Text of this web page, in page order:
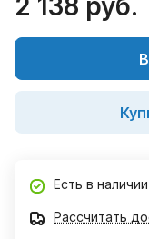
2 138 руб.
Есть в наличии
Рассчитать